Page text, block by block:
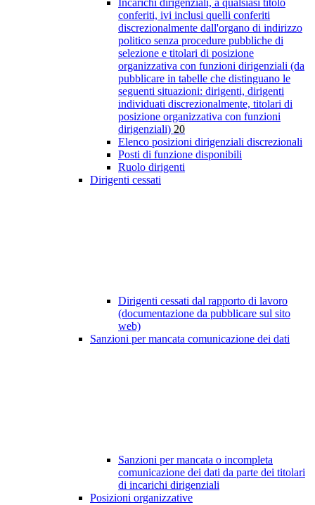
Incarichi dirigenziali, a qualsiasi titolo
conferiti, ivi inclusi quelli conferiti
discrezionalmente dall'organo di indirizzo
politico senza procedure pubbliche di
selezione e titolari di posizione
organizzativa con funzioni dirigenziali (da
pubblicare in tabelle che distinguano le
seguenti situazioni: dirigenti, dirigenti
individuati discrezionalmente, titolari di
posizione organizzativa con funzioni
dirigenziali) 20
Elenco posizioni dirigenziali discrezionali
Posti di funzione disponibili
Ruolo dirigenti
Dirigenti cessati
Dirigenti cessati dal rapporto di lavoro
(documentazione da pubblicare sul sito
web)
Sanzioni per mancata comunicazione dei dati
Sanzioni per mancata o incompleta
comunicazione dei dati da parte dei titolari
di incarichi dirigenziali
Posizioni organizzative